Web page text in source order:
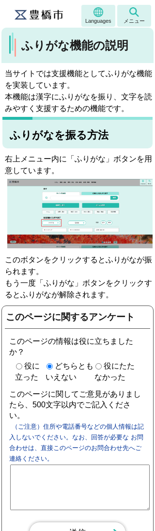
Languages メニュー
ふりがな機能の説明
当サイトでは支援機能としてふりがな機能
を実装しています。
本機能は漢字にふりがなを振り、文字を読
みやすく支援するための機能です。
ふりがなを振る方法
右上メニュー内に「ふりがな」ボタンを用
意しています。
このボタンをクリックするとふりがなが振
られます。
もう一度「ふりがな」ボタンをクリックす
るとふりがなが解除されます。
このページに関するアンケート
このページの情報は役に立ちました
か？
役に
立った
どちらとも
いえない
役にたた
なかった
このページに関してご意見がありまし
たら、500文字以内でご記入くださ
い。
（ご注意）住所や電話番号などの個人情報は記
入しないでください。なお、回答が必要な お問
合わせは、直接このページのお問合わせ先へご
連絡ください。